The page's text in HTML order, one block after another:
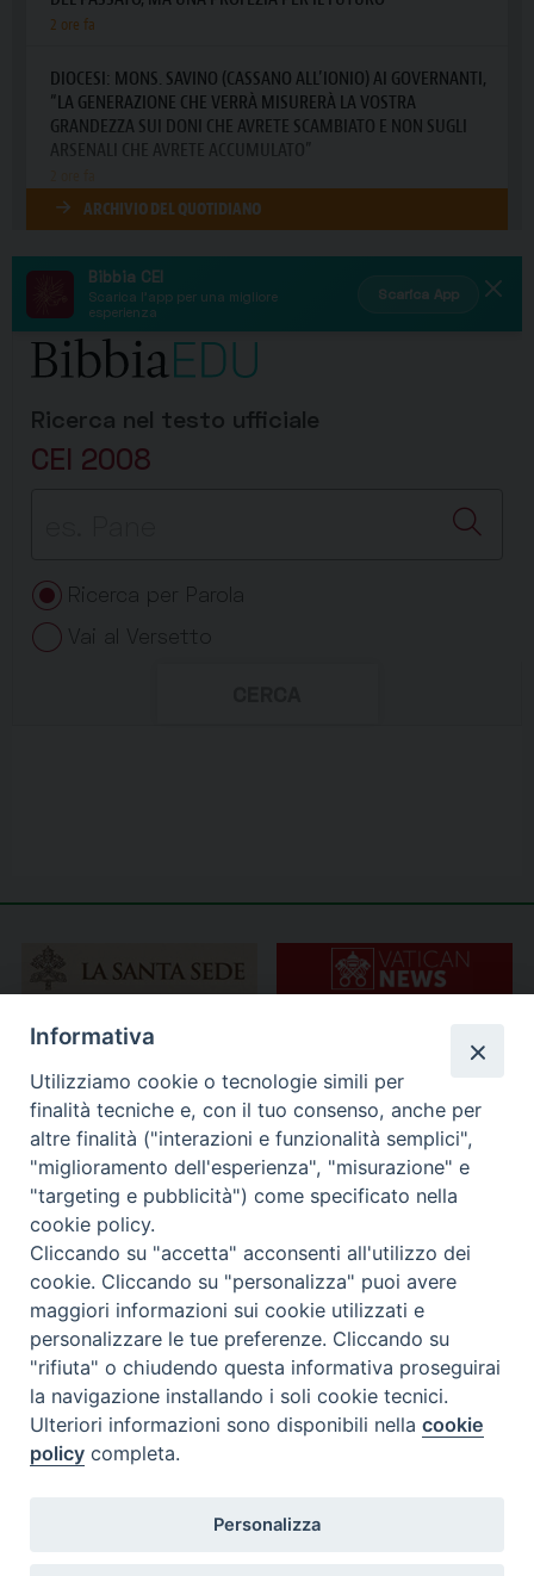
Informativa
Utilizziamo cookie o tecnologie simili per
finalità tecniche e, con il tuo consenso, anche per
altre finalità ("interazioni e funzionalità semplici",
"miglioramento dell'esperienza", "misurazione" e
"targeting e pubblicità") come specificato nella
cookie policy.
Cliccando su "accetta" acconsenti all'utilizzo dei
cookie. Cliccando su "personalizza" puoi avere
maggiori informazioni sui cookie utilizzati e
personalizzare le tue preferenze. Cliccando su
"rifiuta" o chiudendo questa informativa proseguirai
la navigazione installando i soli cookie tecnici.
Ulteriori informazioni sono disponibili nellacookie
policy completa.
Personalizza